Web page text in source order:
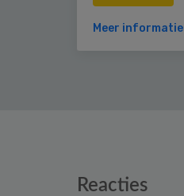
Meer informatie
Reacties